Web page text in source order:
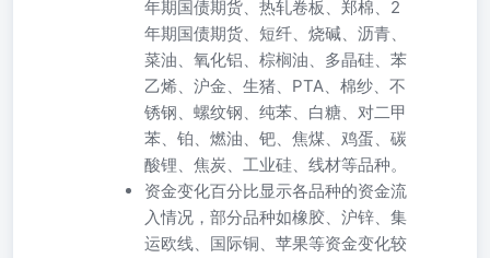
年期国债期货、热轧卷板、郑棉、2
年期国债期货、短纤、烧碱、沥青、
菜油、氧化铝、棕榈油、多晶硅、苯
乙烯、沪金、生猪、PTA、棉纱、不
锈钢、螺纹钢、纯苯、白糖、对二甲
苯、铂、燃油、钯、焦煤、鸡蛋、碳
酸锂、焦炭、工业硅、线材等品种。
资金变化百分比显示各品种的资金流
入情况，部分品种如橡胶、沪锌、集
运欧线、国际铜、苹果等资金变化较